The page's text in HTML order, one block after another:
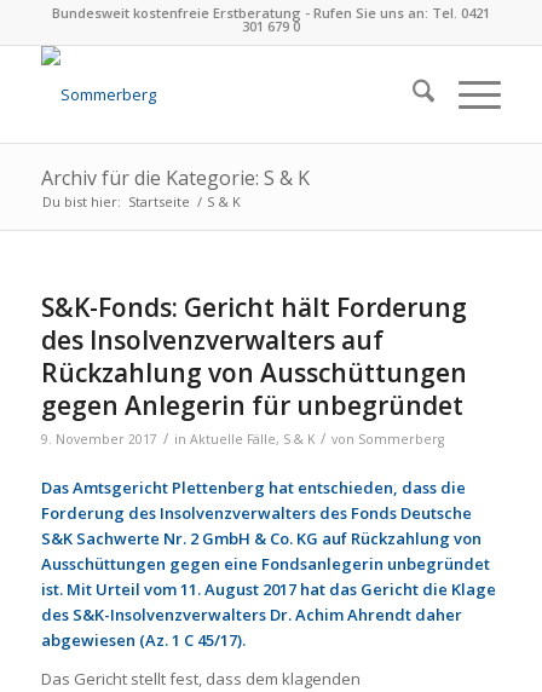
Bundesweit kostenfreie Erstberatung - Rufen Sie uns an: Tel. 0421
301 679 0
Archiv für die Kategorie: S & K
Du bist hier: Startseite / S & K
S&K-Fonds: Gericht hält Forderung
des Insolvenzverwalters auf
Rückzahlung von Ausschüttungen
gegen Anlegerin für unbegründet
9. November 2017 / in Aktuelle Fälle, S & K / von Sommerberg
Das Amtsgericht Plettenberg hat entschieden, dass die
Forderung des Insolvenzverwalters des Fonds Deutsche
S&K Sachwerte Nr. 2 GmbH & Co. KG auf Rückzahlung von
Ausschüttungen gegen eine Fondsanlegerin unbegründet
ist. Mit Urteil vom 11. August 2017 hat das Gericht die Klage
des S&K-Insolvenzverwalters Dr. Achim Ahrendt daher
abgewiesen (Az. 1 C 45/17).
Das Gericht stellt fest, dass dem klagenden